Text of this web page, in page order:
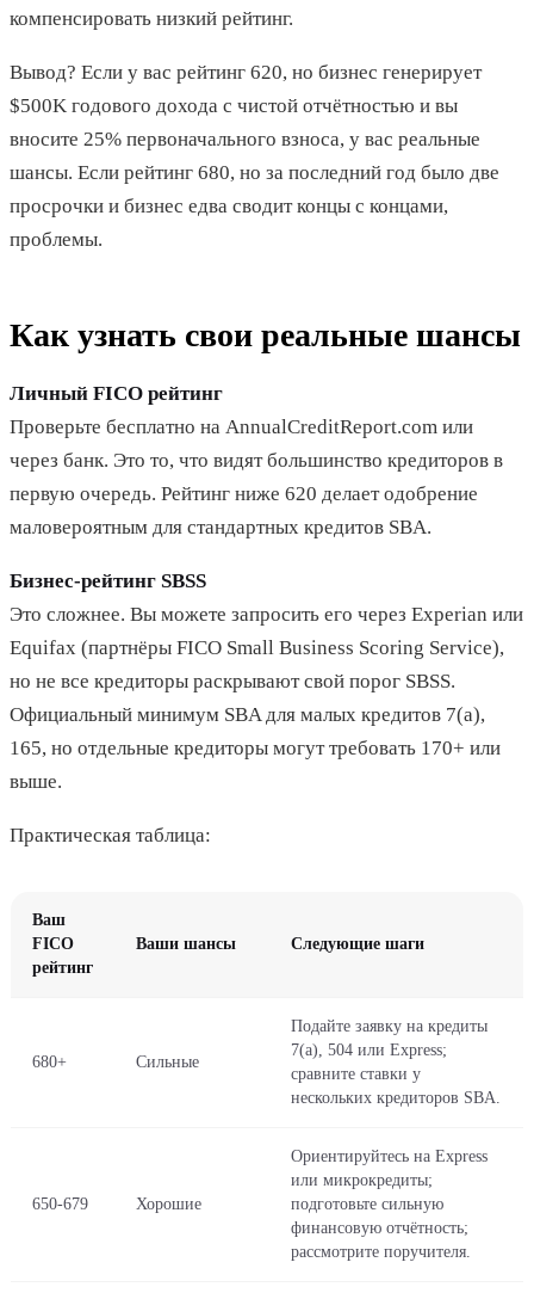
компенсировать низкий рейтинг.
Вывод? Если у вас рейтинг 620, но бизнес генерирует
$500K годового дохода с чистой отчётностью и вы
вносите 25% первоначального взноса, у вас реальные
шансы. Если рейтинг 680, но за последний год было две
просрочки и бизнес едва сводит концы с концами,
проблемы.
Как узнать свои реальные шансы
Личный FICO рейтинг
Проверьте бесплатно на AnnualCreditReport.com или
через банк. Это то, что видят большинство кредиторов в
первую очередь. Рейтинг ниже 620 делает одобрение
маловероятным для стандартных кредитов SBA.
Бизнес-рейтинг SBSS
Это сложнее. Вы можете запросить его через Experian или
Equifax (партнёры FICO Small Business Scoring Service),
но не все кредиторы раскрывают свой порог SBSS.
Официальный минимум SBA для малых кредитов 7(a),
165, но отдельные кредиторы могут требовать 170+ или
выше.
Практическая таблица:
Ваш
FICO
рейтинг
Ваши шансы Следующие шаги
680+ Сильные
Подайте заявку на кредиты
7(a), 504 или Express;
сравните ставки у
нескольких кредиторов SBA.
650-679 Хорошие
Ориентируйтесь на Express
или микрокредиты;
подготовьте сильную
финансовую отчётность;
рассмотрите поручителя.